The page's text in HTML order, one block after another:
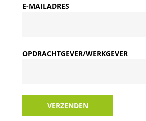
E-MAILADRES
OPDRACHTGEVER/WERKGEVER
VERZENDEN